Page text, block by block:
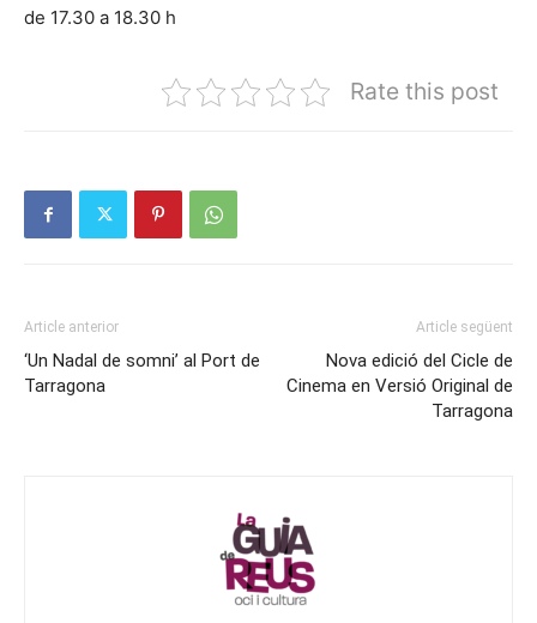
de 17.30 a 18.30 h
Rate this post
Article anterior
‘Un Nadal de somni’ al Port de
Tarragona
Article següent
Nova edició del Cicle de
Cinema en Versió Original de
Tarragona